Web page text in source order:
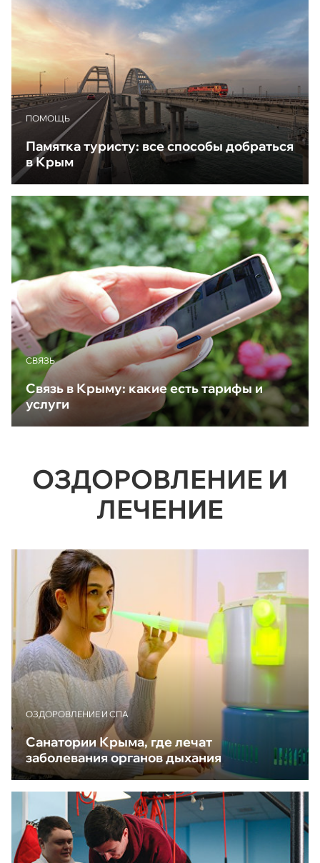
ПОМОЩЬ
Памятка туристу: все способы добраться
в Крым
CВЯЗЬ
Связь в Крыму: какие есть тарифы и
услуги
ОЗДОРОВЛЕНИЕ И
ЛЕЧЕНИЕ
ОЗДОРОВЛЕНИЕ И СПА
Санатории Крыма, где лечат
заболевания органов дыхания